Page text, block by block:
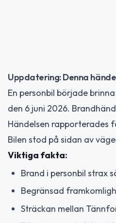
Uppdatering: Denna
En personbil började
den 6 juni 2026.
Händelsen rapporterades
Bilen stod på sidan av
Viktiga fakta:
Brand i personbil strax
Begränsad
Sträckan mellan